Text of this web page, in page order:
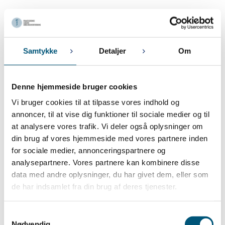
Samtykke Detaljer Om
Denne hjemmeside bruger cookies
Vi bruger cookies til at tilpasse vores indhold og
annoncer, til at vise dig funktioner til sociale medier og til
at analysere vores trafik. Vi deler også oplysninger om
din brug af vores hjemmeside med vores partnere inden
for sociale medier, annonceringspartnere og
analysepartnere. Vores partnere kan kombinere disse
data med andre oplysninger, du har givet dem, eller som
de har indsamlet fra din brug af deres tjenester.
Juli 2023
PLA i sommerferien
Juni 2023
28. JUNI 2023
Ny lov om ansættelsesbeviser
Maj 2023
26. MAJ 2023
Nyhed om ny lov om ansættelsesbeviser
Lønregulering pr. 1. juni 2023 for medarbejdere der følger PLA-
HK/Privat overenskomst